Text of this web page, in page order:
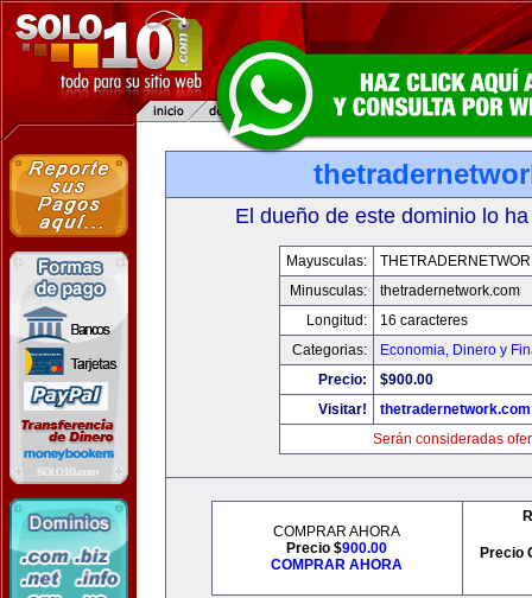
El dueño de este dominio lo
Mayusculas:
Minusculas:
thetradernetwork.com
Longitud:
16 caracteres
Categorias:
Economia, Dinero y
Precio:
$900.00
Visitar!
thetradernetwork.com
Serán consideradas
COMPRAR AHORA
Precio $900.00
COMPRAR AHORA
Precio